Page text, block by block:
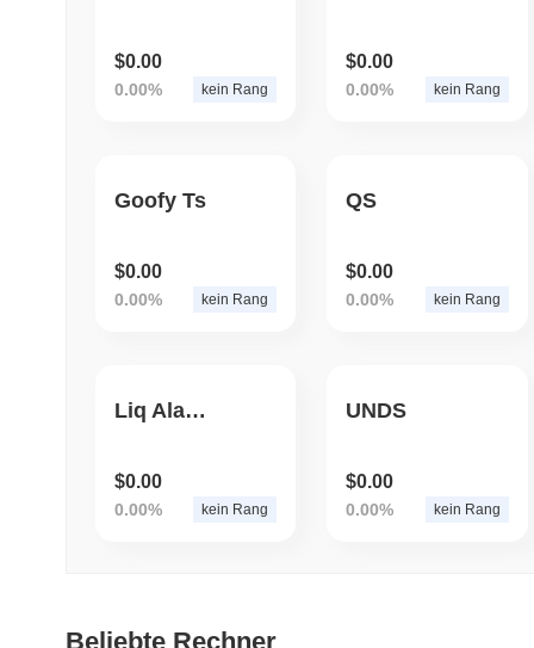
$0.00
0.00% kein Rang
$0.00
0.00% kein Rang
Goofy Ts
$0.00
0.00% kein Rang
QS
$0.00
0.00% kein Rang
Liq Alameda
$0.00
0.00% kein Rang
UNDS
$0.00
0.00% kein Rang
Beliebte Rechner